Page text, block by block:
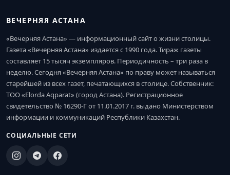
ВЕЧЕРНЯЯ АСТАНА
«Вечерняя Астана» — информационный сайт о жизни столицы.
Газета «Вечерняя Астана» издается с 1990 года. Тираж газеты
составляет 15 тысяч экземпляров. Периодичность – три раза в
неделю. Сегодня «Вечерняя Астана» по праву может называться
старейшей из всех газет, печатающихся в столице. Собственник:
ТОО «Elorda Aqparat» (город Астана). Регистрационное
свидетельство № 16290-Г от 11.01.2017 г. выдано Министерством
информации и коммуникаций Республики Казахстан.
СОЦИАЛЬНЫЕ СЕТИ